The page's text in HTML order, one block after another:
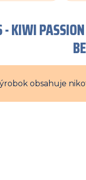
- KIWI
obsahuje